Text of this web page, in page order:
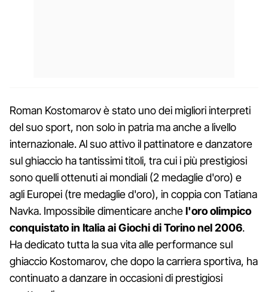
Roman Kostomarov è stato uno dei migliori interpreti
del suo sport, non solo in patria ma anche a livello
internazionale. Al suo attivo il pattinatore e danzatore
sul ghiaccio ha tantissimi titoli, tra cui i più prestigiosi
sono quelli ottenuti ai mondiali (2 medaglie d'oro) e
agli Europei (tre medaglie d'oro), in coppia con Tatiana
Navka. Impossibile dimenticare anchel'oro olimpico
conquistato in Italia ai Giochi di Torino nel 2006.
Ha dedicato tutta la sua vita alle performance sul
ghiaccio Kostomarov, che dopo la carriera sportiva, ha
continuato a danzare in occasioni di prestigiosi